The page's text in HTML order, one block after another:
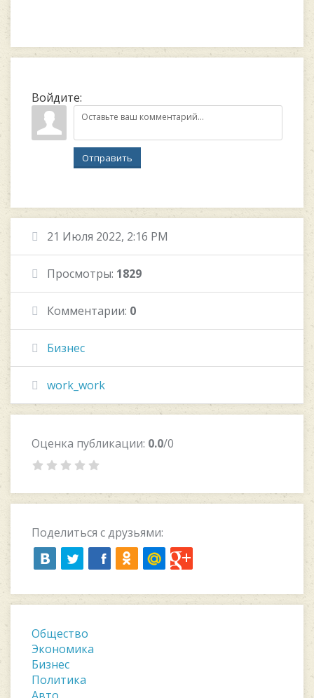
Войдите:
Отправить
21 Июля 2022, 2:16 PM
Просмотры: 1829
Комментарии: 0
Бизнес
work_work
Оценка публикации: 0.0/0
Поделиться с друзьями:
Общество
Экономика
Бизнес
Политика